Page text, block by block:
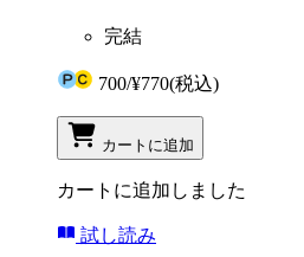
完結
700/¥770(税込)
カートに追加
カートに追加しました
試し読み